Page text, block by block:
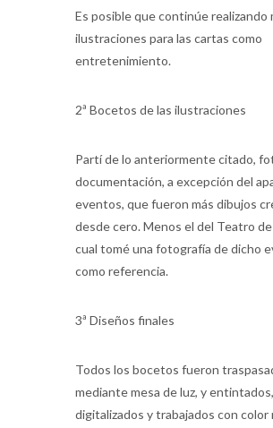
Es posible que continúe realizando
ilustraciones para las cartas como
entretenimiento.
2ª Bocetos de las ilustraciones
Partí de lo anteriormente citado,
documentación, a excepción del
eventos, que fueron más dibujos
desde cero. Menos el del Teatro de
cual tomé una fotografía de dicho
como referencia.
3ª Diseños finales
Todos los bocetos fueron
mediante mesa de luz, y
digitalizados y trabajados con color